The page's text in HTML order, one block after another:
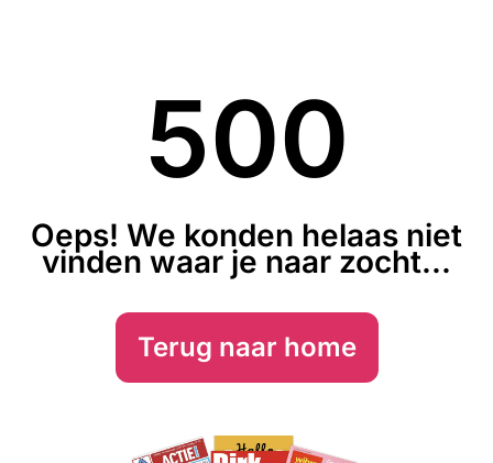
500
Oeps! We konden helaas niet
vinden waar je naar zocht...
Terug naar home